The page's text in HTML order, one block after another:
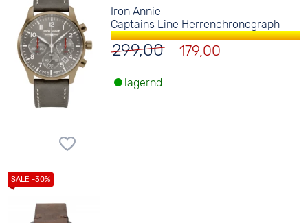
Iron Annie
Captains Line Herrenchronograph
299,00 179,00
lagernd